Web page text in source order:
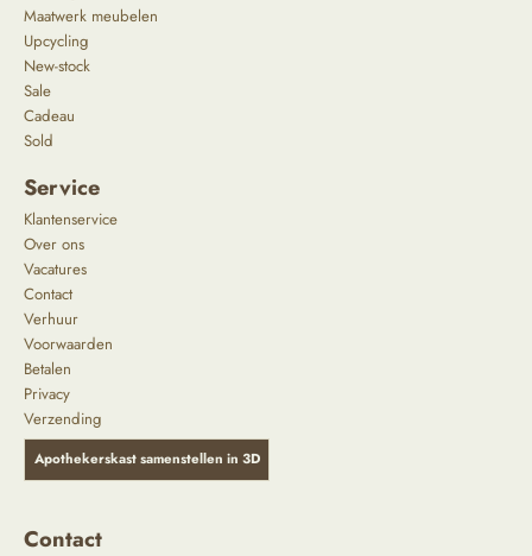
Maatwerk meubelen
Upcycling
New-stock
Sale
Cadeau
Sold
Service
Klantenservice
Over ons
Vacatures
Contact
Verhuur
Voorwaarden
Betalen
Privacy
Verzending
Apothekerskast samenstellen in 3D
Contact